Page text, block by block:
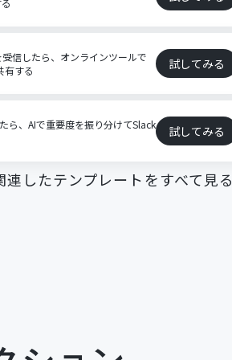
信したら、オンラインツールで
有する
試してみる
ら、AIで重要度を振り分けてSlack 試してみる
連したテンプレートをすべて見る